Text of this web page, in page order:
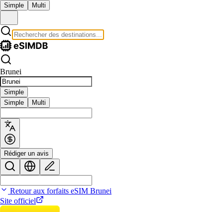
Simple Multi
Brunei
Simple
Simple
Multi
Rédiger un avis
Retour aux forfaits eSIM Brunei
Site officiel